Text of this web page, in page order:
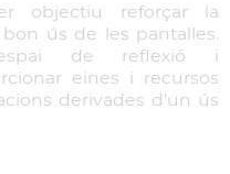
objectiu reforçar la
ús de les pantalles.
de reflexió i
eines i recursos
derivades d’un ús